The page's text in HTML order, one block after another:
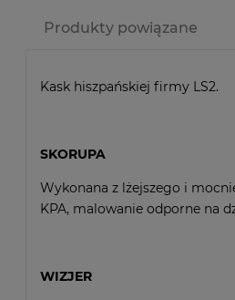
Produkty powiązane
Kask hiszpańskiej firmy LS2.
SKORUPA
Wykonana z lżejszego i
KPA, malowanie odporne na
WIZJER